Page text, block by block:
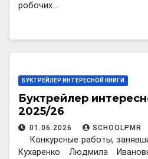
робочих…
БУКТРЕЙЛЕР ИНТЕРЕСНОЙ КНИГИ
Буктрейлер
2025/26
01.06.2026 SCHOOLPMR
Конкурсные работы,
Кухаренко Людмила